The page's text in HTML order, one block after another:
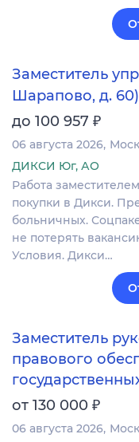
Заместитель
Шарапово, д. 60)
до 100 957 ₽
06 августа 2026
ДИКСИ Юг, АО
Работа
покупки в Дикси.
больничных.
не потерять
Условия. Дикси…
Заместитель
правового
от 130 000 ₽
06 августа 2026